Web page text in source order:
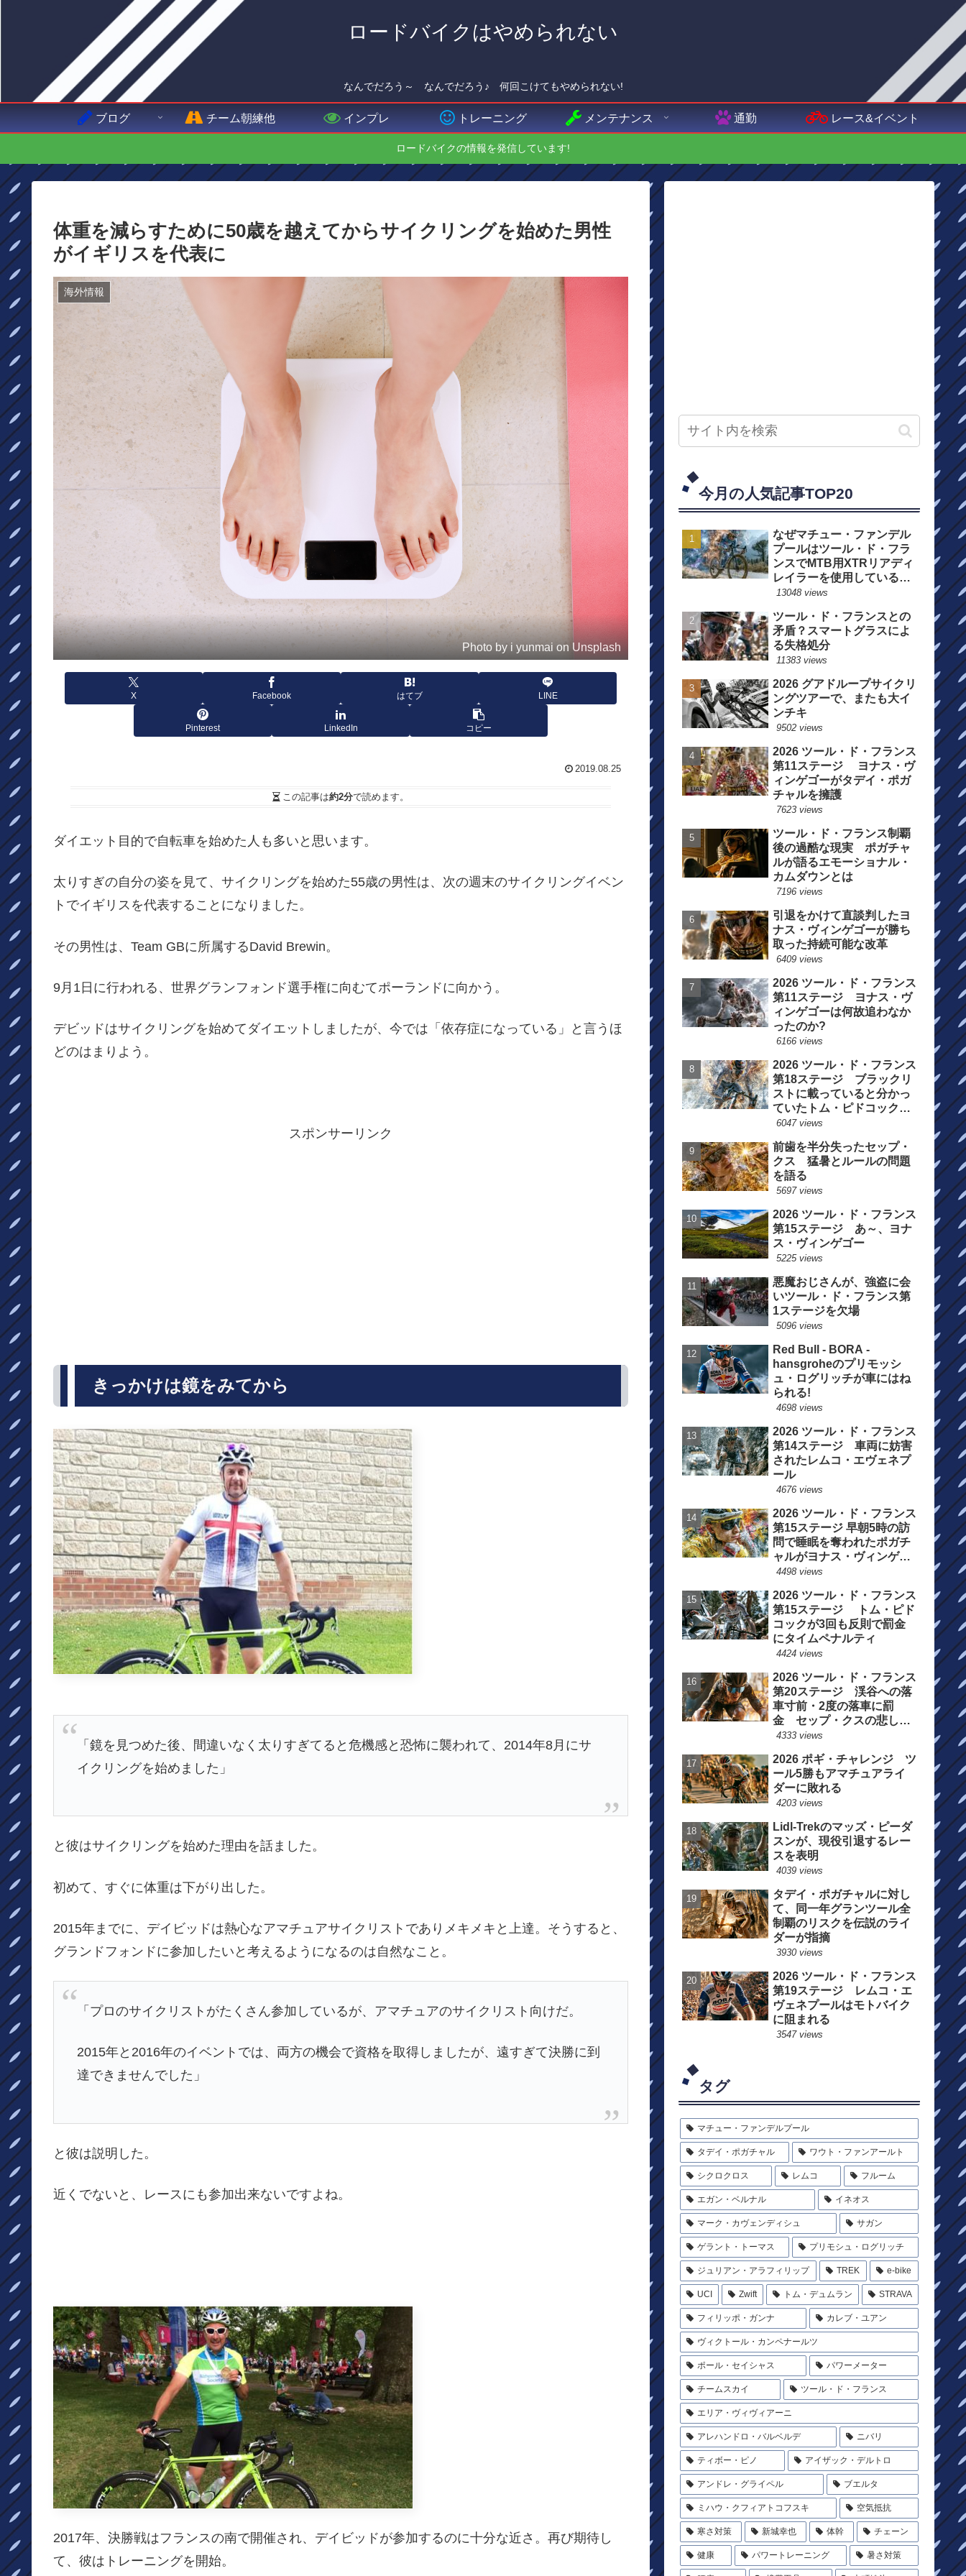
ロードバイクはやめられない
なんでだろう～ なんでだろう♪ 何回こけてもやめられない!
ブログ チーム朝練他 インプレ トレーニング メンテナンス 通勤 レース&イベント
ロードバイクの情報を発信しています!
体重を減らすために50歳を越えてからサイクリングを始めた男性
がイギリスを代表に
海外情報
Photo by i yunmai on Unsplash
X Facebook はてブ LINE
Pinterest LinkedIn コピー
2019.08.25
この記事は約2分で読めます。
ダイエット目的で自転車を始めた人も多いと思います。
太りすぎの自分の姿を見て、サイクリングを始めた55歳の男性は、次の週末のサイクリングイベン
トでイギリスを代表することになりました。
その男性は、Team GBに所属するDavid Brewin。
9月1日に行われる、世界グランフォンド選手権に向むてポーランドに向かう。
デビッドはサイクリングを始めてダイエットしましたが、今では「依存症になっている」と言うほ
どのはまりよう。
スポンサーリンク
きっかけは鏡をみてから
「鏡を見つめた後、間違いなく太りすぎてると危機感と恐怖に襲われて、2014年8月にサ
イクリングを始めました」
と彼はサイクリングを始めた理由を話ました。
初めて、すぐに体重は下がり出した。
2015年までに、デイビッドは熱心なアマチュアサイクリストでありメキメキと上達。そうすると、
グランドフォンドに参加したいと考えるようになるのは自然なこと。
「プロのサイクリストがたくさん参加しているが、アマチュアのサイクリスト向けだ。
2015年と2016年のイベントでは、両方の機会で資格を取得しましたが、遠すぎて決勝に到
達できませんでした」
と彼は説明した。
近くでないと、レースにも参加出来ないですよね。
2017年、決勝戦はフランスの南で開催され、デイビッドが参加するのに十分な近さ。再び期待し
て、彼はトレーニングを開始。
今月の人気記事TOP20
なぜマチュー・ファンデル
プールはツール・ド・フラ
ンスでMTB用XTRリアディ
レイラーを使用しているの
か？
13048 views
ツール・ド・フランスとの
矛盾？スマートグラスによ
る失格処分
11383 views
2026 グアドループサイクリ
ングツアーで、またも大イ
ンチキ
9502 views
2026 ツール・ド・フランス
第11ステージ ヨナス・ヴ
ィンゲゴーがタデイ・ポガ
チャルを擁護
7623 views
ツール・ド・フランス制覇
後の過酷な現実 ポガチャ
ルが語るエモーショナル・
カムダウンとは
7196 views
引退をかけて直談判したヨ
ナス・ヴィンゲゴーが勝ち
取った持続可能な改革
6409 views
2026 ツール・ド・フランス
第11ステージ ヨナス・ヴ
ィンゲゴーは何故追わなか
ったのか?
6166 views
2026 ツール・ド・フランス
第18ステージ ブラックリ
ストに載っていると分かっ
ていたトム・ピドコックは
総合順位死守に
6047 views
前歯を半分失ったセップ・
クス 猛暑とルールの問題
を語る
5697 views
2026 ツール・ド・フランス
第15ステージ あ～、ヨナ
ス・ヴィンゲゴー
5225 views
悪魔おじさんが、強盗に会
いツール・ド・フランス第
1ステージを欠場
5096 views
Red Bull - BORA -
hansgroheのプリモッシ
ュ・ログリッチが車にはね
られる!
4698 views
2026 ツール・ド・フランス
第14ステージ 車両に妨害
されたレムコ・エヴェネプ
ール
4676 views
2026 ツール・ド・フランス
第15ステージ 早朝5時の訪
問で睡眠を奪われたポガチ
ャルがヨナス・ヴィンゲゴ
ーの離脱を惜しむ
4498 views
2026 ツール・ド・フランス
第15ステージ トム・ピド
コックが3回も反則で罰金
にタイムペナルティ
4424 views
2026 ツール・ド・フランス
第20ステージ 渓谷への落
車寸前・2度の落車に罰
金 セップ・クスの悲しい
一日
4333 views
2026 ポギ・チャレンジ ツ
ール5勝もアマチュアライ
ダーに敗れる
4203 views
Lidl-Trekのマッズ・ピーダ
スンが、現役引退するレー
スを表明
4039 views
タデイ・ポガチャルに対し
て、同一年グランツール全
制覇のリスクを伝説のライ
ダーが指摘
3930 views
2026 ツール・ド・フランス
第19ステージ レムコ・エ
ヴェネプールはモトバイク
に阻まれる
3547 views
タグ
マチュー・ファンデルプール
タデイ・ポガチャル ワウト・ファンアールト
シクロクロス レムコ フルーム
エガン・ベルナル イネオス
マーク・カヴェンディシュ サガン
ゲラント・トーマス プリモシュ・ログリッチ
ジュリアン・アラフィリップ TREK e-bike
UCI Zwift トム・デュムラン STRAVA
フィリッポ・ガンナ カレブ・ユアン
ヴィクトール・カンペナールツ
ポール・セイシャス パワーメーター
チームスカイ ツール・ド・フランス
エリア・ヴィヴィアーニ
アレハンドロ・バルベルデ ニバリ
ティボー・ピノ アイザック・デルトロ
アンドレ・グライペル ブエルタ
ミハウ・クフィアトコフスキ 空気抵抗
寒さ対策 新城幸也 体幹 チェーン
健康 パワートレーニング 暑さ対策